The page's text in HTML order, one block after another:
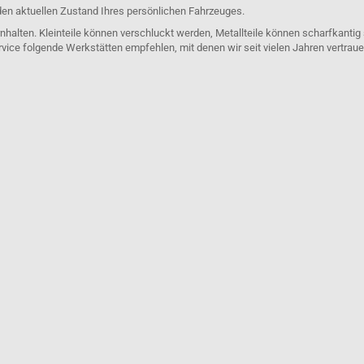
aktuellen Zustand Ihres persönlichen Fahrzeuges.
Kleinteile können verschluckt werden, Metallteile können scharfkantig
folgende Werkstätten empfehlen, mit denen wir seit vielen Jahren